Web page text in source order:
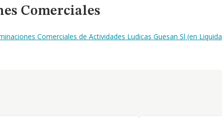
Comerciales
Comerciales de Actividades Ludicas Guesan Sl (en